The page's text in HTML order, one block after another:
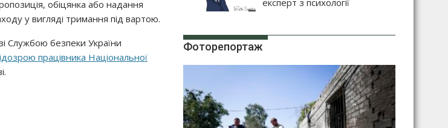
обіцянка або надання
у вигляді тримання під вартою.
Службою безпеки України
працівника Національної
Фоторепортаж